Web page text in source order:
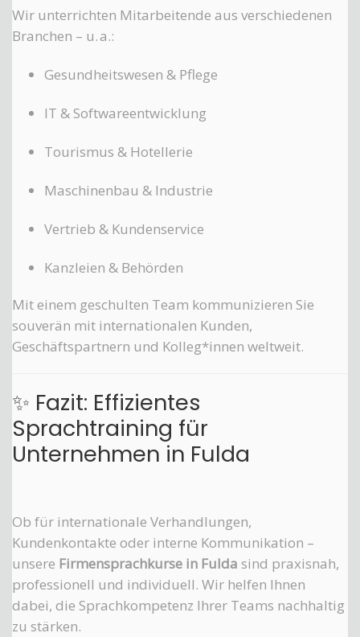
Wir unterrichten Mitarbeitende aus verschiedenen
Branchen – u. a.:
Gesundheitswesen & Pflege
IT & Softwareentwicklung
Tourismus & Hotellerie
Maschinenbau & Industrie
Vertrieb & Kundenservice
Kanzleien & Behörden
Mit einem geschulten Team kommunizieren Sie
souverän mit internationalen Kunden,
Geschäftspartnern und Kolleg*innen weltweit.
✨ Fazit: Effizientes
Sprachtraining für
Unternehmen in Fulda
Ob für internationale Verhandlungen,
Kundenkontakte oder interne Kommunikation –
unsere Firmensprachkurse in Fulda sind praxisnah,
professionell und individuell. Wir helfen Ihnen
dabei, die Sprachkompetenz Ihrer Teams nachhaltig
zu stärken.